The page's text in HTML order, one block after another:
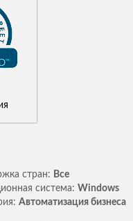
стран: Все
система: Windows
Автоматизация бизнеса